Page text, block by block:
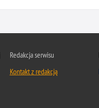
Redakcja serwisu
Kontakt z redakcją